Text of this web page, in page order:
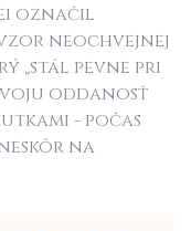
označil
neochvejnej
„stál pevne pri
oddanosť
- počas
na